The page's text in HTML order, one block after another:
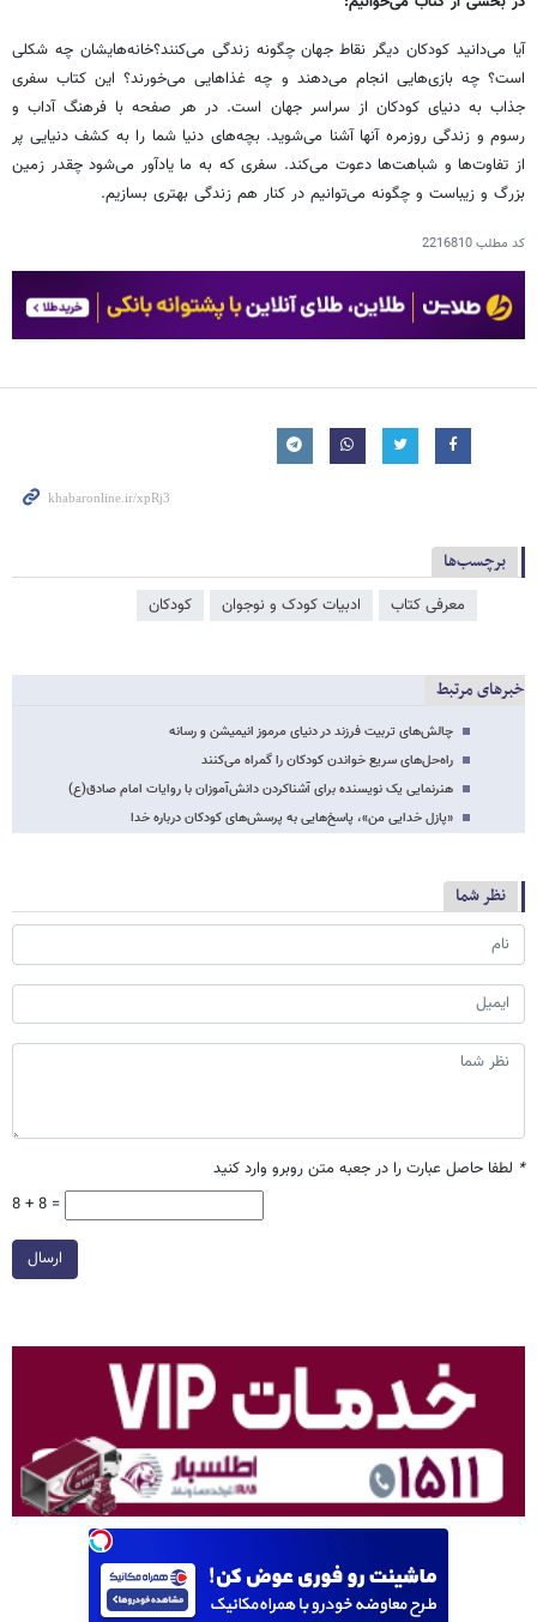
آیا می‌دانید کودکان دیگر نقاط جهان چگونه زندگی می‌کنند؟خانه‌هایشان چه شکلی
است؟ چه بازی‌هایی انجام می‌دهند و چه غذاهایی می‌خورند؟ این کتاب سفری
جذاب به دنیای کودکان از سراسر جهان است. در هر صفحه با فرهنگ آداب و
رسوم و زندگی روزمره آنها آشنا می‌شوید. بچه‌های دنیا شما را به کشف دنیایی پر
از تفاوت‌ها و شباهت‌ها دعوت می‌کند. سفری که به ما یادآور می‌شود چقدر زمین
بزرگ و زیباست و چگونه می‌توانیم در کنار هم زندگی بهتری بسازیم.
کد مطلب2216810
برچسب‌ها
معرفی کتاب ادبیات کودک و نوجوان کودکان
خبرهای مرتبط
چالش‌های تربیت فرزند در دنیای مرموز انیمیشن‌ و رسانه
راه‌حل‌های سریع خواندن کودکان را گمراه می‌کنند
هنرنمایی یک نویسنده برای آشناکردن دانش‌آموزان با روایات امام صادق(ع)
«پازل خدایی من»، پاسخ‌هایی به پرسش‌های کودکان درباره خدا
نظر شما
* لطفا حاصل عبارت را در جعبه متن روبرو وارد کنید
8 + 8 =
ارسال